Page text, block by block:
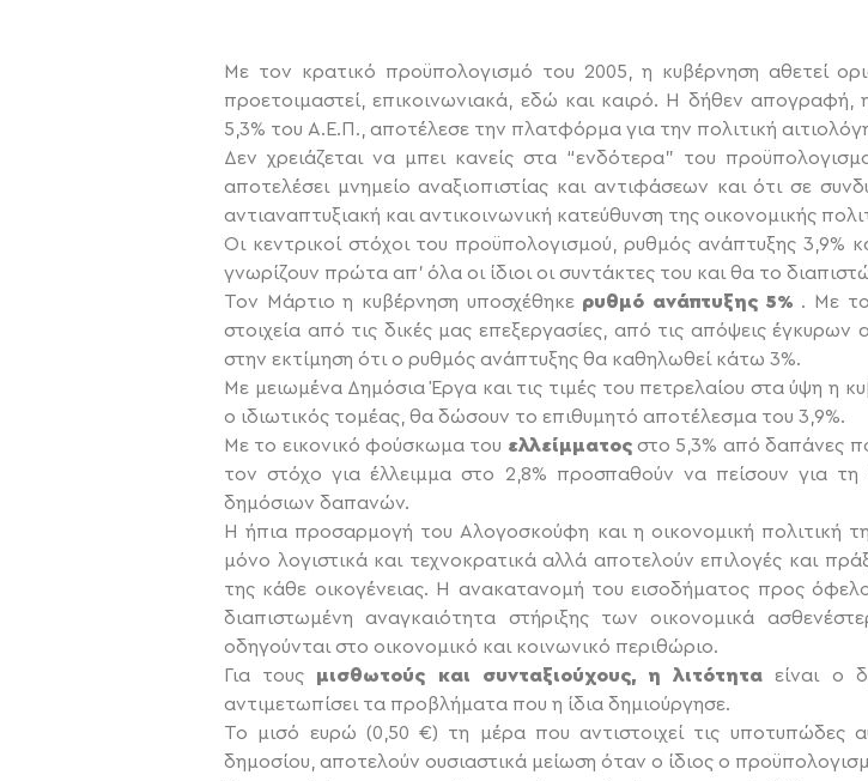
Με τον κρατικό προϋπολογισμό του 2005, η κυβέρνηση αθετεί
προετοιμαστεί, επικοινωνιακά, εδώ και καιρό. Η δήθεν απογραφή,
5,3% του Α.Ε.Π., αποτέλεσε την πλατφόρμα για την πολιτική
Δεν χρειάζεται να μπει κανείς στα “ενδότερα” του
αποτελέσει μνημείο αναξιοπιστίας και αντιφάσεων και ότι σε
αντιαναπτυξιακή και αντικοινωνική κατεύθυνση της οικονομικής
Οι κεντρικοί στόχοι του προϋπολογισμού, ρυθμός ανάπτυξης 3,9%
γνωρίζουν πρώτα απ’ όλα οι ίδιοι οι συντάκτες του και θα το
Τον Μάρτιο η κυβέρνηση υποσχέθηκε ρυθμό ανάπτυξης 5% . Με
στοιχεία από τις δικές μας επεξεργασίες, από τις απόψεις
στην εκτίμηση ότι ο ρυθμός ανάπτυξης θα καθηλωθεί κάτω 3%.
Με μειωμένα Δημόσια Έργα και τις τιμές του πετρελαίου στα ύψη η
ο ιδιωτικός τομέας, θα δώσουν το επιθυμητό αποτέλεσμα του 3,9%.
Με το εικονικό φούσκωμα του ελλείμματοςστο 5,3% από δαπάνες
τον στόχο για έλλειμμα στο 2,8% προσπαθούν να πείσουν για
δημόσιων δαπανών.
Η ήπια προσαρμογή του Αλογοσκούφη και η οικονομική πολιτική
μόνο λογιστικά και τεχνοκρατικά αλλά αποτελούν επιλογές και
της κάθε οικογένειας. Η ανακατανομή του εισοδήματος προς
διαπιστωμένη αναγκαιότητα στήριξης των οικονομικά
οδηγούνται στο οικονομικό και κοινωνικό περιθώριο.
Για τους μισθωτούς και συνταξιούχους, η λιτότητα είναι ο
αντιμετωπίσει τα προβλήματα που η ίδια δημιούργησε.
Το μισό ευρώ (0,50 €) τη μέρα που αντιστοιχεί τις υποτυπώδες
δημοσίου, αποτελούν ουσιαστικά μείωση όταν ο ίδιος ο